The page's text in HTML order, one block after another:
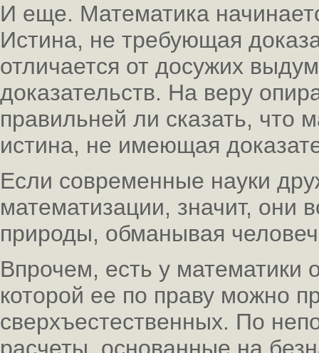
И еще. Математика
Истина, не требующая
отличается от досужих
доказательств. На веру
правильней ли сказать, что
истина, не имеющая
Если современные науки
математизации, значит, они
природы, обманывая
Впрочем, есть у математики
которой ее по праву можно
сверхъестественных. По